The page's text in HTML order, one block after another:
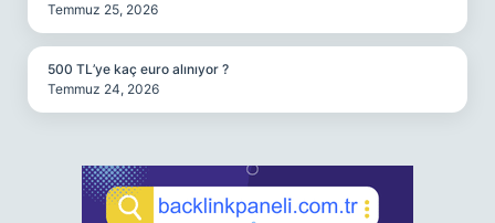
Temmuz 25, 2026
500 TL’ye kaç euro alınıyor ?
Temmuz 24, 2026